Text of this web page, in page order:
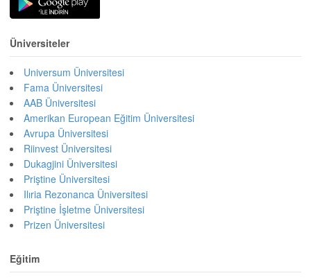
Üniversiteler
Universum Üniversitesi
Fama Üniversitesi
AAB Üniversitesi
Amerikan European Eğitim Üniversitesi
Avrupa Üniversitesi
Riinvest Üniversitesi
Dukagjini Üniversitesi
Priştine Üniversitesi
Ilıria Rezonanca Üniversitesi
Priştine İşletme Üniversitesi
Prizen Üniversitesi
Eğitim